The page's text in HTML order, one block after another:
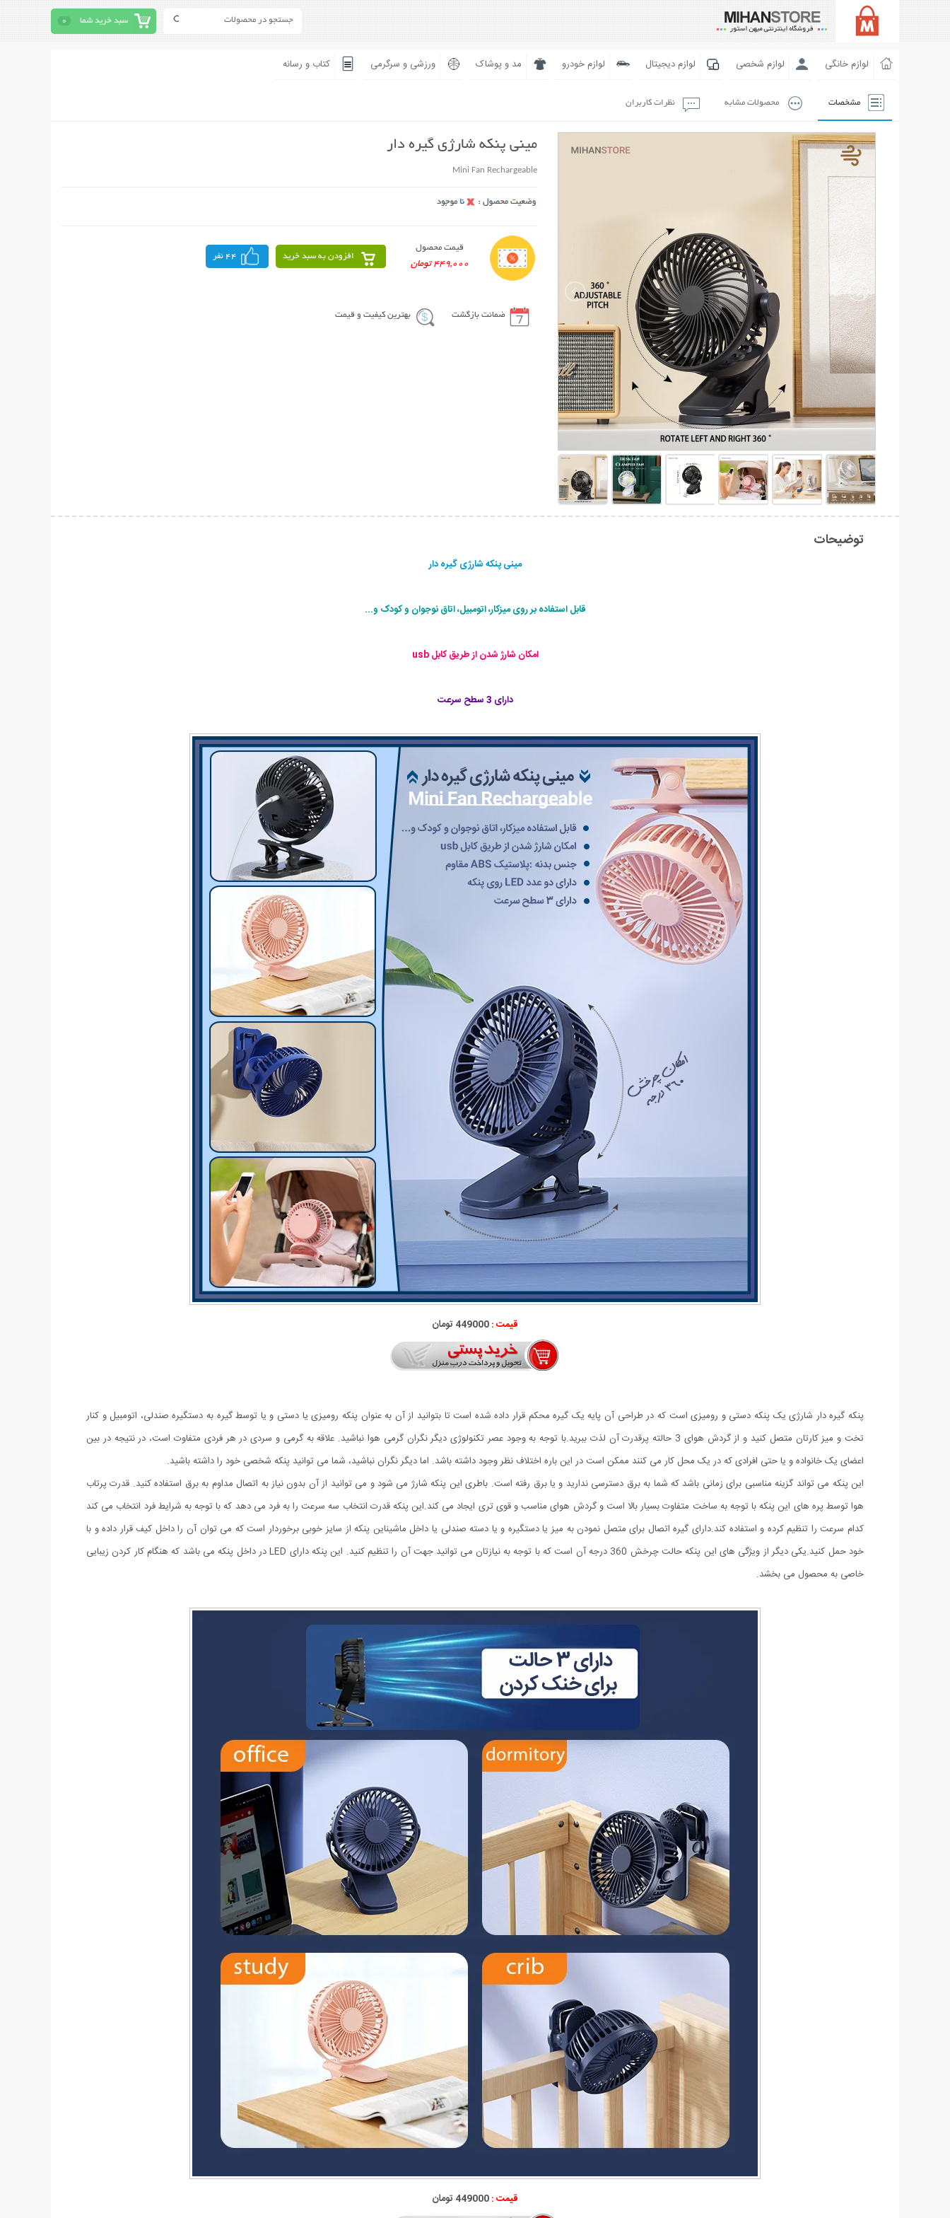
سبد خرید شما 0
لوازم خانگی لوازم شخصی لوازم دیجیتال لوازم خودرو مد و پوشاک ورزشی و سرگرمی کتاب و رسانه
مشخصات محصولات مشابه نظرات کاربران
مینی پنکه شارژی گیره دار
Mini Fan Rechargeable
قیمت محصول
449,000 تومان
افزودن به سبد خرید 44 نفر
ضمانت بازگشت بهترین کیفیت و قیمت
توضیحات
مینی پنکه شارژی گیره دار
قابل استفاده بر روی میزکار، اتومبیل، اتاق نوجوان و کودک و...
امکان شارژ شدن از طریق کابل usb
دارای 3 سطح سرعت
قیمت :449000 تومان
پنکه گیره دار شارژی یک پنکه دستی و رومیزی است که در طراحی آن پایه یک گیره محکم قرار داده شده است تا بتوانید از آن به عنوان پنکه رومیزی یا دستی و یا توسط گیره به دستگیره صندلی، اتومبیل و کنار
تخت و میز کارتان متصل کنید و از گردش هوای 3 حالته پرقدرت آن لذت ببرید.با توجه به وجود عصر تکنولوژی دیگر نگران گرمی هوا نباشید. علاقه به گرمی و سردی در هر فردی متفاوت است، در نتیجه در بین
اعضای یک خانواده و یا حتی افرادی که در یک محل کار می کنند ممکن است در این باره اختلاف نظر وجود داشته باشد. اما دیگر نگران نباشید، شما می توانید پنکه شخصی خود را داشته باشید.
این پنکه می تواند گزینه مناسبی برای زمانی باشد که شما به برق دسترسی ندارید و یا برق رفته است. باطری این پنکه شارژ می شود و می توانید از آن بدون نیاز به اتصال مداوم به برق استفاده کنید. قدرت پرتاب
هوا توسط پره های این پنکه با توجه به ساخت متفاوت بسیار بالا است و گردش هوای مناسب و قوی تری ایجاد می کند.این پنکه قدرت انتخاب سه سرعت را به فرد می دهد که با توجه به شرایط فرد انتخاب می کند
کدام سرعت را تنظیم کرده و استفاده کند.دارای گیره اتصال برای متصل نمودن به میز یا دستگیره و یا دسته صندلی یا داخل ماشیناین پنکه از سایز خوبی برخوردار است که می توان آن را داخل کیف قرار داده و با
خود حمل کنید.یکی دیگر از ویژگی های این پنکه حالت چرخش 360 درجه آن است که با توجه به نیازتان می توانید جهت آن را تنظیم کنید. این پنکه دارای LED در داخل پنکه می باشد که هنگام کار کردن زیبایی
خاصی به محصول می بخشد.
قیمت :449000 تومان